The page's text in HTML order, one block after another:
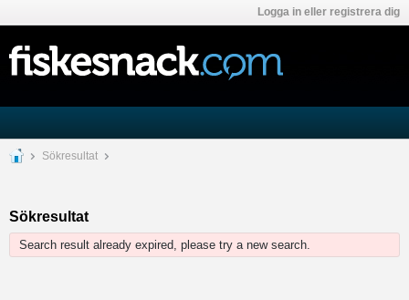
Logga in eller registrera dig
Sökresultat
Sökresultat
Search result already expired, please try a new search.